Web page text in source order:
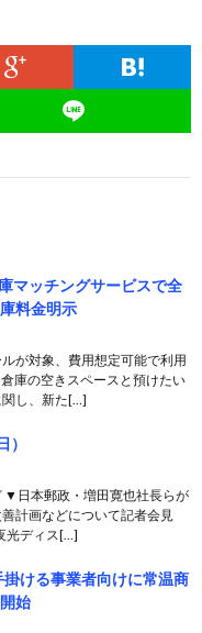
マッチングサービスで全
料金明示
が対象、費用想定可能で利用
庫の空きスペースと預けたい
し、新た[…]
日本郵政・増田寛也社長らが
計画などについて記者会見
光ディス[…]
ける事業者向けに常温商
始